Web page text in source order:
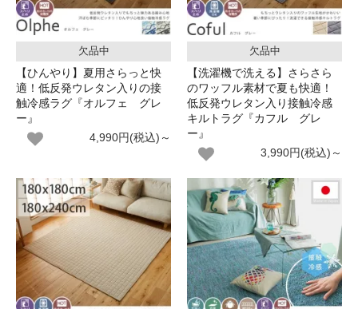
欠品中
【ひんやり】夏用さらっと快
適！低反発ウレタン入りの接
触冷感ラグ『オルフェ グレ
ー』
4,990円(税込)～
欠品中
【洗濯機で洗える】さらさら
のワッフル素材で夏も快適！
低反発ウレタン入り接触冷感
キルトラグ『カフル グレ
ー』
3,990円(税込)～